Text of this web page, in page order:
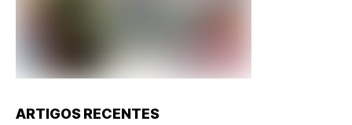
ARTIGOS RECENTES